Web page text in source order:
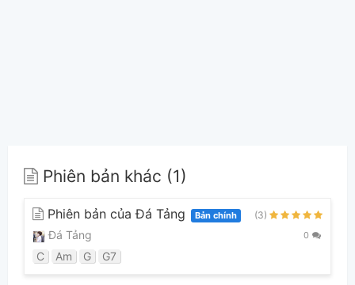
Phiên bản khác (1)
Phiên bản của Đá Tảng Bản chính (3)
Đá Tảng 0
C Am G G7